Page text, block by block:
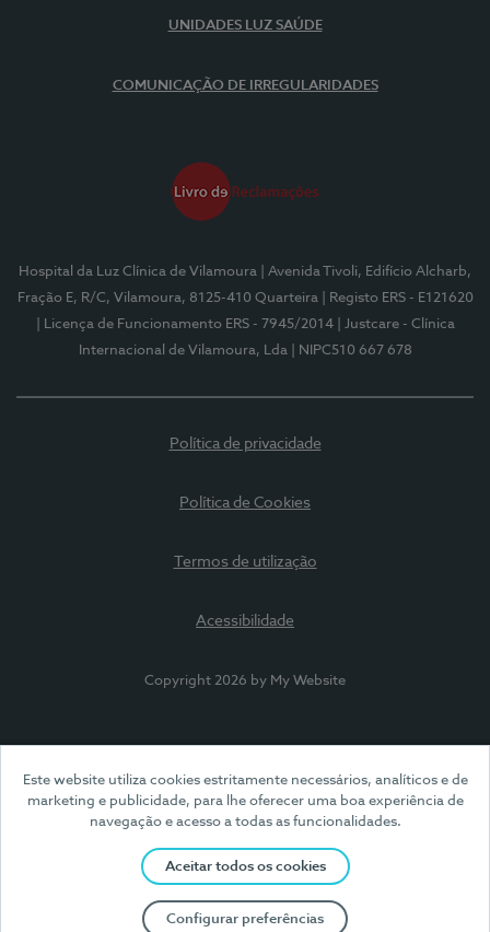
Este website utiliza cookies estritamente necessários, analíticos e de
marketing e publicidade, para lhe oferecer uma boa experiência de
navegação e acesso a todas as funcionalidades.
Aceitar todos os cookies
Configurar preferências
UNIDADES LUZ SAÚDE
COMUNICAÇÃO DE IRREGULARIDADES
Hospital da Luz Clínica de Vilamoura
| Avenida Tivoli, Edifício Alcharb,
Fração E, R/C, Vilamoura, 8125-410 Quarteira
| Registo ERS - E121620
| Licença de Funcionamento ERS - 7945/2014
| Justcare - Clínica
Internacional de Vilamoura, Lda
| NIPC510 667 678
Política de privacidade
Política de Cookies
Termos de utilização
Acessibilidade
Copyright 2026 by My Website